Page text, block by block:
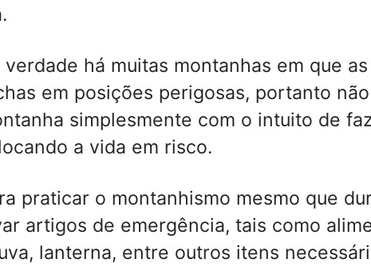
verdade há muitas montanhas em que
em posições perigosas, portanto
simplesmente com o intuito de
a vida em risco.
praticar o montanhismo mesmo que
artigos de emergência, tais como
lanterna, entre outros itens